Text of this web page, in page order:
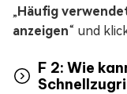
„Häufig
anzeigen“ und
F 2: Wie